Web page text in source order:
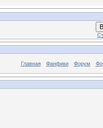
Главная Фанфики Форум